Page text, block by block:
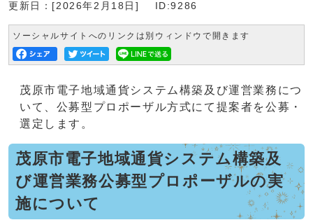
更新日：[2026年2月18日]
ID:9286
ソーシャルサイトへのリンクは別ウィンドウで開きます
茂原市電子地域通貨システム構築及び運営業務につ
いて、公募型プロポーザル方式にて提案者を公募・
選定します。
茂原市電子地域通貨システム構築及
び運営業務公募型プロポーザルの実
施について